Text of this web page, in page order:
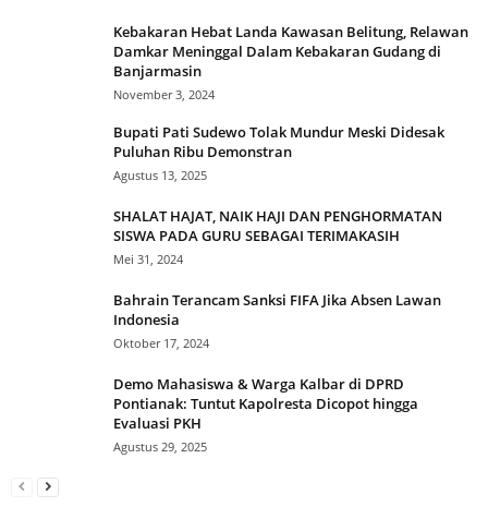
Kebakaran Hebat Landa Kawasan Belitung, Relawan
Damkar Meninggal Dalam Kebakaran Gudang di
Banjarmasin
November 3, 2024
Bupati Pati Sudewo Tolak Mundur Meski Didesak
Puluhan Ribu Demonstran
Agustus 13, 2025
SHALAT HAJAT, NAIK HAJI DAN PENGHORMATAN
SISWA PADA GURU SEBAGAI TERIMAKASIH
Mei 31, 2024
Bahrain Terancam Sanksi FIFA Jika Absen Lawan
Indonesia
Oktober 17, 2024
Demo Mahasiswa & Warga Kalbar di DPRD
Pontianak: Tuntut Kapolresta Dicopot hingga
Evaluasi PKH
Agustus 29, 2025